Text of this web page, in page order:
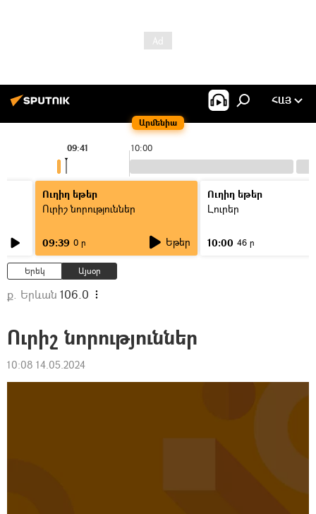
Արմենիա
ՀԱՅ
10:00
09:41
Ուղիղ եթեր
Ուրիշ նորություններ
09:39 0 ր Եթեր
Ուղիղ եթեր
Լուրեր
10:00 46 ր
Երեկ Այսօր
ք. Երևան 106.0
Ուրիշ նորություններ
10:08 14.05.2024